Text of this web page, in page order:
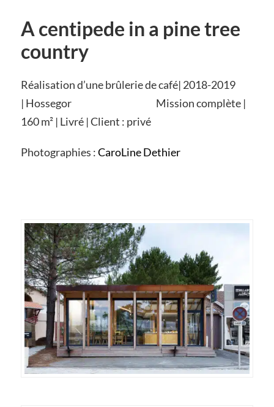
A centipede in a pine tree
country
Réalisation d’une brûlerie de café| 2018-2019
| Hossegor Mission complète |
160 m² | Livré | Client : privé
Photographies :CaroLine Dethier